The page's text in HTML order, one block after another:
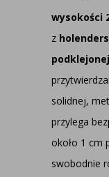
wysokości
z
solidnej,
przylega
około 1 cm
swobodnie